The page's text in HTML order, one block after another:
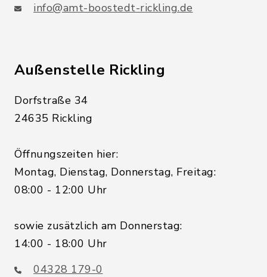
info@amt-boostedt-rickling.de
Außenstelle Rickling
Dorfstraße 34
24635 Rickling
Öffnungszeiten hier:
Montag, Dienstag, Donnerstag, Freitag:
08:00 - 12:00 Uhr
sowie zusätzlich am Donnerstag:
14:00 - 18:00 Uhr
04328 179-0